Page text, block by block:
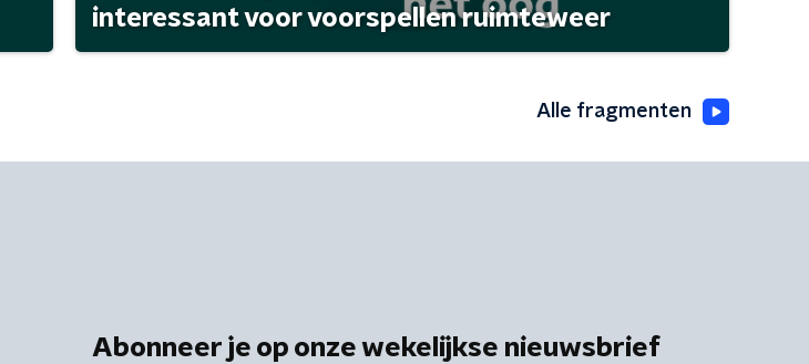
interessant voor voorspellen ruimteweer
Alle fragmenten
Abonneer je op onze wekelijkse nieuwsbrief